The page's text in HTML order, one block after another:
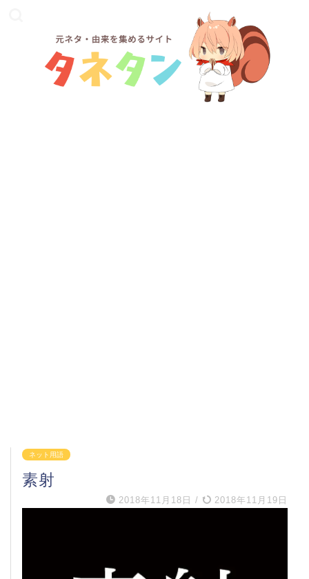
ネット用語
素射
2018年11月18日 / 2018年11月19日